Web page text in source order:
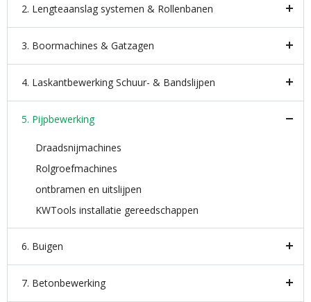
2. Lengteaanslag systemen & Rollenbanen
3. Boormachines & Gatzagen
4. Laskantbewerking Schuur- & Bandslijpen
5. Pijpbewerking
Draadsnijmachines
Rolgroefmachines
ontbramen en uitslijpen
KWTools installatie gereedschappen
6. Buigen
7. Betonbewerking